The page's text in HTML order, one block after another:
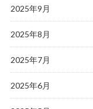
2025年9月
2025年8月
2025年7月
2025年6月